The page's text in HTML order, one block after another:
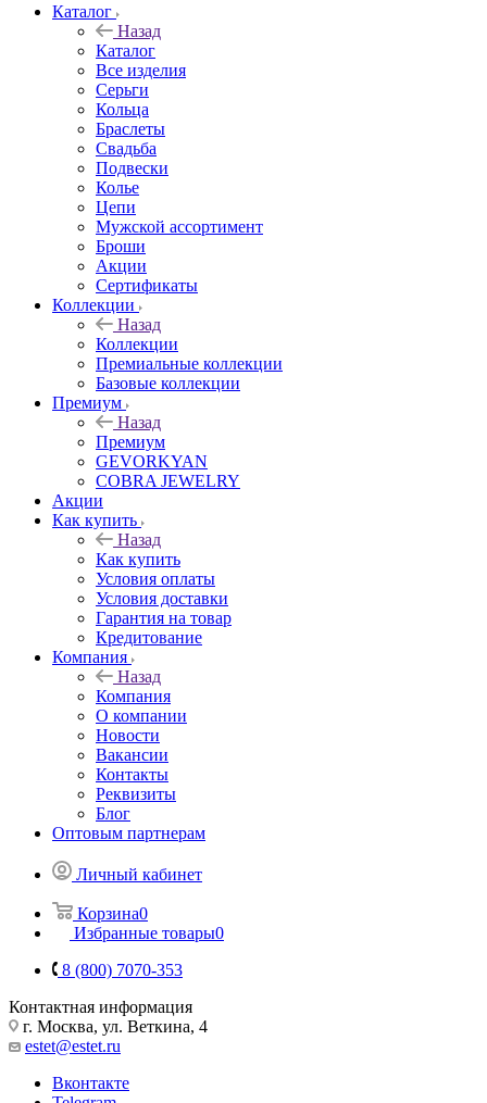
Каталог
Назад
Каталог
Все изделия
Серьги
Кольца
Браслеты
Свадьба
Подвески
Колье
Цепи
Мужской ассортимент
Броши
Акции
Сертификаты
Коллекции
Назад
Коллекции
Премиальные коллекции
Базовые коллекции
Премиум
Назад
Премиум
GEVORKYAN
COBRA JEWELRY
Акции
Как купить
Назад
Как купить
Условия оплаты
Условия доставки
Гарантия на товар
Кредитование
Компания
Назад
Компания
О компании
Новости
Вакансии
Контакты
Реквизиты
Блог
Оптовым партнерам
Личный кабинет
Корзина0
Избранные товары0
8 (800) 7070-353
Контактная информация
г. Москва, ул. Веткина, 4
estet@estet.ru
Вконтакте